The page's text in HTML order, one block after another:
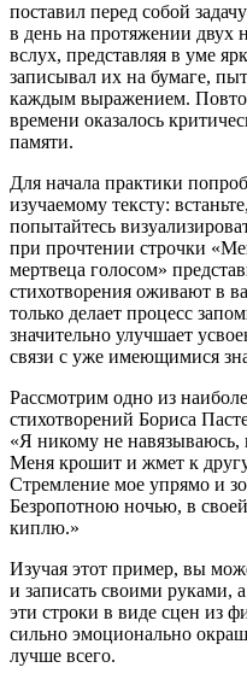
поставил перед собой
в день на протяжении двух
вслух, представляя в уме
записывал их на бумаге,
каждым выражением.
времени оказалось
памяти.
Для начала практики
изучаемому тексту:
попытайтесь
при прочтении строчки
мертвеца голосом»
стихотворения оживают в
только делает процесс
значительно улучшает
связи с уже имеющимися
Рассмотрим одно из
стихотворений Бориса
«Я никому не навязываюсь,
Меня крошит и жмет к
Стремление мое упрямо и
Безропотною ночью, в
киплю.»
Изучая этот пример, вы
и записать своими руками,
эти строки в виде сцен из
сильно эмоционально
лучше всего.